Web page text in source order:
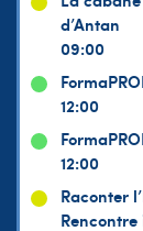
d’Antan
09:00
12:00
12:00
Raconter